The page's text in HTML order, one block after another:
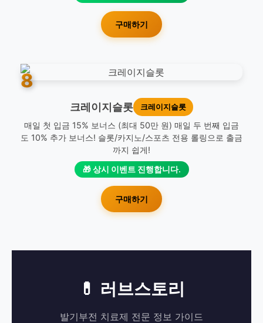
구매하기
8
크레이지슬롯 크레이지슬롯
매일 첫 입금 15% 보너스 (최대 50만 원) 매일 두 번째 입금
도 10% 추가 보너스! 슬롯/카지노/스포츠 전용 롤링으로 출금
까지 쉽게!
🎁 상시 이벤트 진행합니다.
구매하기
💊 러브스토리
발기부전 치료제 전문 정보 가이드